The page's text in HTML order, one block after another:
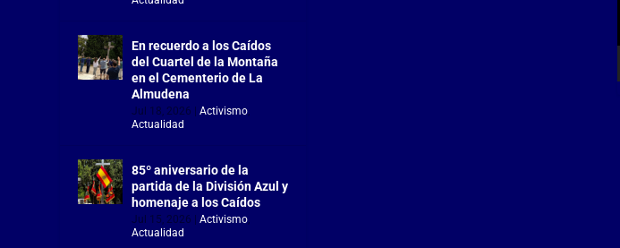
En recuerdo a los Caídos
del Cuartel de la Montaña
en el Cementerio de La
Almudena
Jul 18, 2026 |Activismo,
Actualidad
85º aniversario de la
partida de la División Azul y
homenaje a los Caídos
Jul 15, 2026 |Activismo,
Actualidad